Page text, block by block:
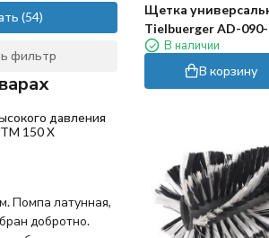
Щетка
Tielbuerger AD-
В наличии
В корзину
фильтр
давления
150 X
Помпа латунная,
добротно.